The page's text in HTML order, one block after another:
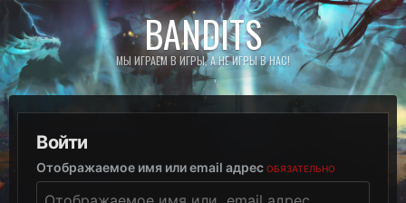
BANDITS
МЫ ИГРАЕМ В ИГРЫ, А НЕ ИГРЫ В НАС!
Войти
Отображаемое имя или email адрес ОБЯЗАТЕЛЬНО